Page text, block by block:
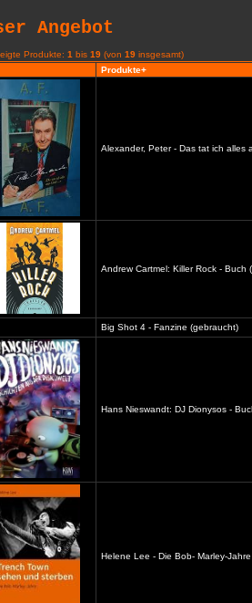
Angebot
Produkte: 1 bis 19 (von 19 insgesamt)
Produkte+
Alexander, Peter - Das tat ich alles
Andrew Cartmel: Killer Rock - Buch
Big Shot 4 - Fanzine (gebraucht)
Hans Nieswandt: DJ Dionysos -
Helene Lee - Die Bob- Marley-